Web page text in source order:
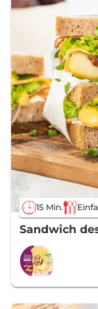
15 Min.
Sandwich